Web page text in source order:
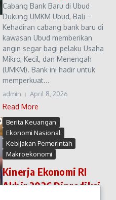
Cabang Bank Baru di Ubud
Dukung UMKM Ubud, Bali –
Kehadiran cabang bank baru di
kawasan Ubud memberikan
angin segar bagi pelaku Usaha
Mikro, Kecil, dan Menengah
(UMKM). Bank ini hadir untuk
memperkuat...
admin April 8, 2026
Read More
Berita Keuangan
Ekonomi Nasional
Kebijakan Pemerintah
Makroekonomi
Kinerja Ekonomi RI
Akhir 2026 Diprediksi